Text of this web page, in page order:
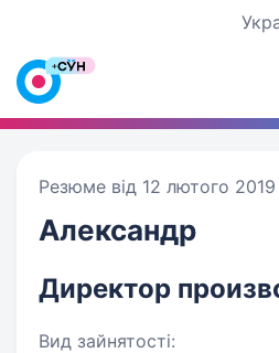
Резюме від 12 лютого 2019
Александр
Директор
Вид зайнятості: